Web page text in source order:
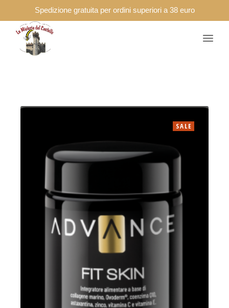
Spedizione gratuita per ordini superiori a 38 euro
SALE